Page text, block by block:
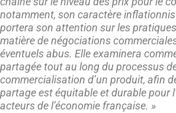
notamment, son caractère
portera son attention sur les
matière de négociations
éventuels abus. Elle examinera
partagée tout au long du processus
commercialisation d’un produit, afin
partage est équitable et durable pour
acteurs de l’économie française. »